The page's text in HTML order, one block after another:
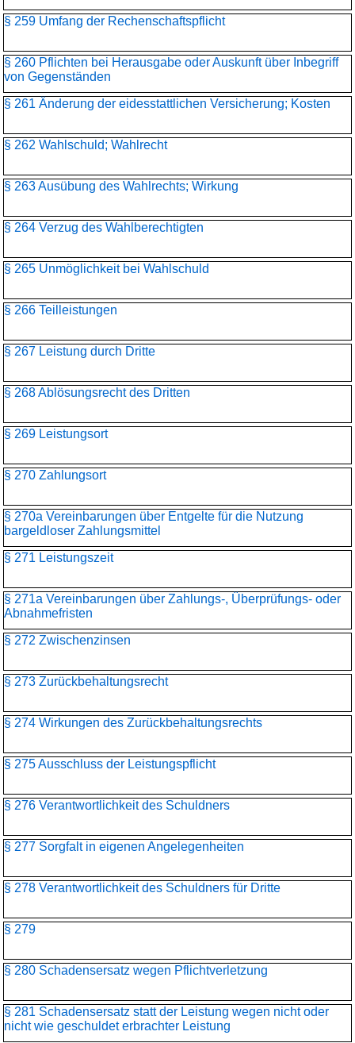
§ 259 Umfang der Rechenschaftspflicht
§ 260 Pflichten bei Herausgabe oder Auskunft über Inbegriff
von Gegenständen
§ 261 Änderung der eidesstattlichen Versicherung; Kosten
§ 262 Wahlschuld; Wahlrecht
§ 263 Ausübung des Wahlrechts; Wirkung
§ 264 Verzug des Wahlberechtigten
§ 265 Unmöglichkeit bei Wahlschuld
§ 266 Teilleistungen
§ 267 Leistung durch Dritte
§ 268 Ablösungsrecht des Dritten
§ 269 Leistungsort
§ 270 Zahlungsort
§ 270a Vereinbarungen über Entgelte für die Nutzung
bargeldloser Zahlungsmittel
§ 271 Leistungszeit
§ 271a Vereinbarungen über Zahlungs-, Überprüfungs- oder
Abnahmefristen
§ 272 Zwischenzinsen
§ 273 Zurückbehaltungsrecht
§ 274 Wirkungen des Zurückbehaltungsrechts
§ 275 Ausschluss der Leistungspflicht
§ 276 Verantwortlichkeit des Schuldners
§ 277 Sorgfalt in eigenen Angelegenheiten
§ 278 Verantwortlichkeit des Schuldners für Dritte
§ 279
§ 280 Schadensersatz wegen Pflichtverletzung
§ 281 Schadensersatz statt der Leistung wegen nicht oder
nicht wie geschuldet erbrachter Leistung